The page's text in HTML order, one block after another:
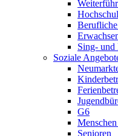
Sing- und
Soziale
G6
Senioren